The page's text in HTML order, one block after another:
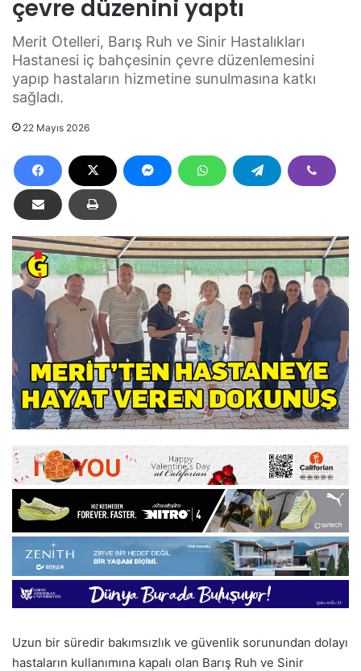
çevre düzenini yaptı
Merit Otelleri, Barış Ruh ve Sinir Hastalıkları
Hastanesi iç bahçesinin çevre düzenlemesini
yapıp hastaların hizmetine sunulmasına katkı
sağladı.
22 Mayıs 2026
Uzun bir süredir bakımsızlık ve güvenlik sorunundan dolayı
hastaların kullanımına kapalı olan Barış Ruh ve Sinir